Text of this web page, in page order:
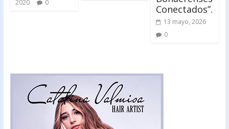
2020
0
Conectados”.
13 mayo, 2026
0